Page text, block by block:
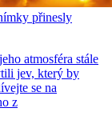
přinesly
atmosféra stále
jev, který by
se na
z